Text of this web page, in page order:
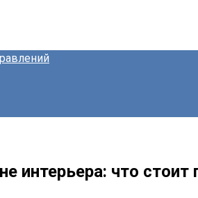
интерьера: что